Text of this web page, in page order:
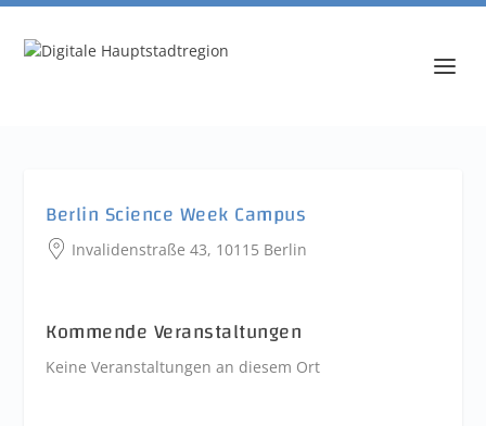
Berlin Science Week Campus
Invalidenstraße 43, 10115 Berlin
Kommende Veranstaltungen
Keine Veranstaltungen an diesem Ort